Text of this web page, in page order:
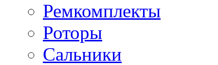
Ремкомплекты
Роторы
Сальники